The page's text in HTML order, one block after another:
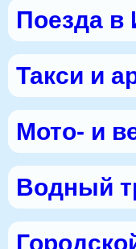
Поезда в
Такси и
Мото- и
Водный